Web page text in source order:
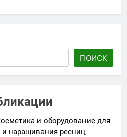
ПОИСК
и оборудование для
наращивания ресниц